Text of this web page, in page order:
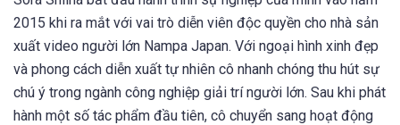
2015 khi ra mắt với vai trò diễn viên độc quyền cho nhà sản
xuất video người lớn Nampa Japan. Với ngoại hình xinh đẹp
và phong cách diễn xuất tự nhiên cô nhanh chóng thu hút sự
chú ý trong ngành công nghiệp giải trí người lớn. Sau khi phát
hành một số tác phẩm đầu tiên, cô chuyển sang hoạt động